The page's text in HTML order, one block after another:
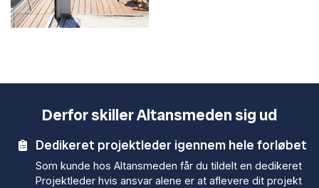
Derfor skiller Altansmeden sig ud
Dedikeret projektleder igennem hele forløbet
Som kunde hos Altansmeden får du tildelt en dedikeret
Projektleder hvis ansvar alene er at aflevere dit projekt